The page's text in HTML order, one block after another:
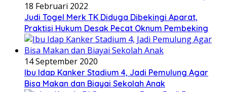
18 Februari 2022
Judi Togel Merk TK Diduga Dibekingi Aparat,
Praktisi Hukum Desak Pecat Oknum Pembeking
14 September 2020
Ibu Idap Kanker Stadium 4, Jadi Pemulung Agar
Bisa Makan dan Biayai Sekolah Anak